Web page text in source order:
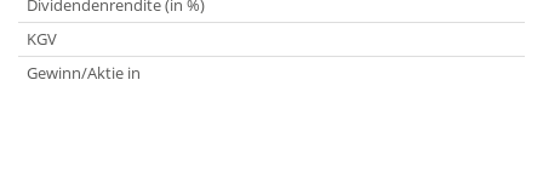
Dividendenrendite (in %)
KGV
Gewinn/Aktie in